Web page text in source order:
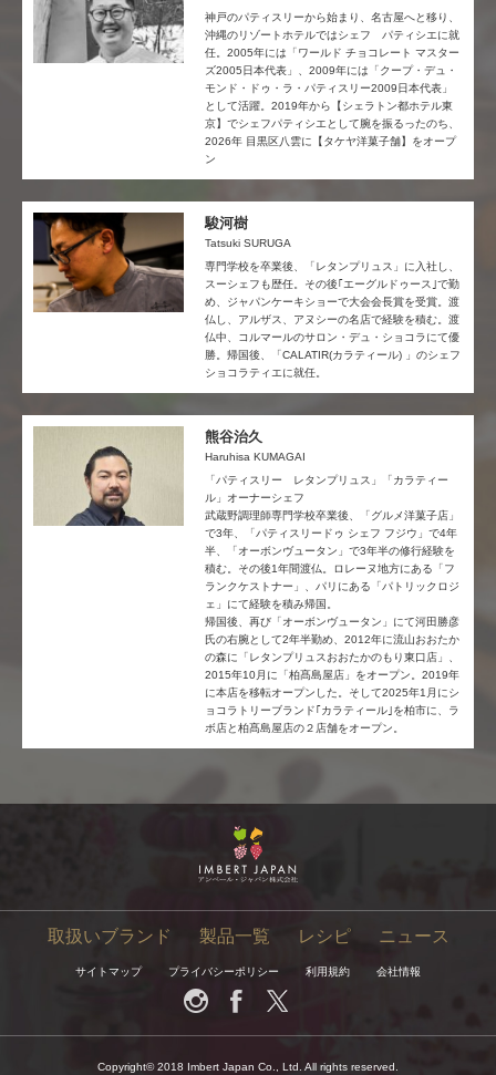
神戸のパティスリーから始まり、名古屋へと移り、
沖縄のリゾートホテルではシェフ パティシエに就
任。2005年には「ワールド チョコレート マスター
ズ2005日本代表」、2009年には「クープ・デュ・
モンド・ドゥ・ラ・パティスリー2009日本代表」
として活躍。2019年から【シェラトン都ホテル東
京】でシェフパティシエとして腕を振るったのち、
2026年 目黒区八雲に【タケヤ洋菓子舗】をオープ
ン
駿河樹
Tatsuki SURUGA
専門学校を卒業後、「レタンプリュス」に入社し、
スーシェフも歴任。その後｢エーグルドゥース｣で勤
め、ジャパンケーキショーで大会会長賞を受賞。渡
仏し、アルザス、アヌシーの名店で経験を積む。渡
仏中、コルマールのサロン・デュ・ショコラにて優
勝。帰国後、「CALATIR(カラティール) 」のシェフ
ショコラティエに就任。
熊谷治久
Haruhisa KUMAGAI
「パティスリー レタンプリュス」「カラティー
ル」オーナーシェフ
武蔵野調理師専門学校卒業後、「グルメ洋菓子店」
で3年、「パティスリードゥ シェフ フジウ」で4年
半、「オーボンヴュータン」で3年半の修行経験を
積む。その後1年間渡仏。ロレーヌ地方にある「フ
ランクケストナー」、パリにある「パトリックロジ
ェ」にて経験を積み帰国。
帰国後、再び「オーボンヴュータン」にて河田勝彦
氏の右腕として2年半勤め、2012年に流山おおたか
の森に「レタンプリュスおおたかのもり東口店」、
2015年10月に「柏髙島屋店」をオープン。2019年
に本店を移転オープンした。そして2025年1月にシ
ョコラトリーブランド｢カラティール｣を柏市に、ラ
ボ店と柏髙島屋店の２店舗をオープン。
取扱いブランド 製品一覧 レシピ ニュース
サイトマップ プライバシーポリシー 利用規約 会社情報
Copyright© 2018 Imbert Japan Co., Ltd. All rights reserved.